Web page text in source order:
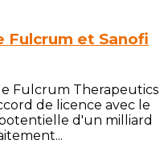
Fulcrum et Sanofi
Fulcrum Therapeutics
de licence avec le
d'un milliard